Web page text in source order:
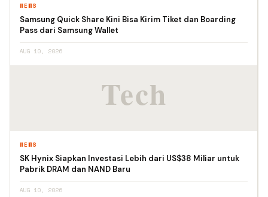
NEWS
Samsung Quick Share Kini Bisa Kirim Tiket dan Boarding
Pass dari Samsung Wallet
AUG 10, 2026
NEWS
SK Hynix Siapkan Investasi Lebih dari US$38 Miliar untuk
Pabrik DRAM dan NAND Baru
AUG 10, 2026